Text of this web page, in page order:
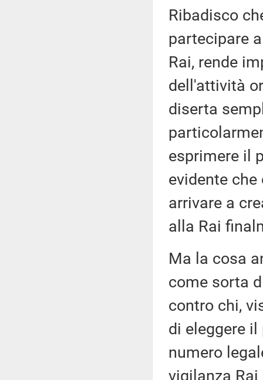
Ribadisco
partecipare
Rai, rende
dell'attività
diserta
esprimere il
evidente
arrivare a
alla Rai
Ma la cosa
come sorta
contro chi,
di eleggere
numero
vigilanza Rai